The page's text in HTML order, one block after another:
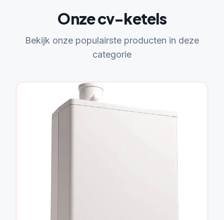
Onze cv-ketels
Bekijk onze populairste producten in deze
categorie